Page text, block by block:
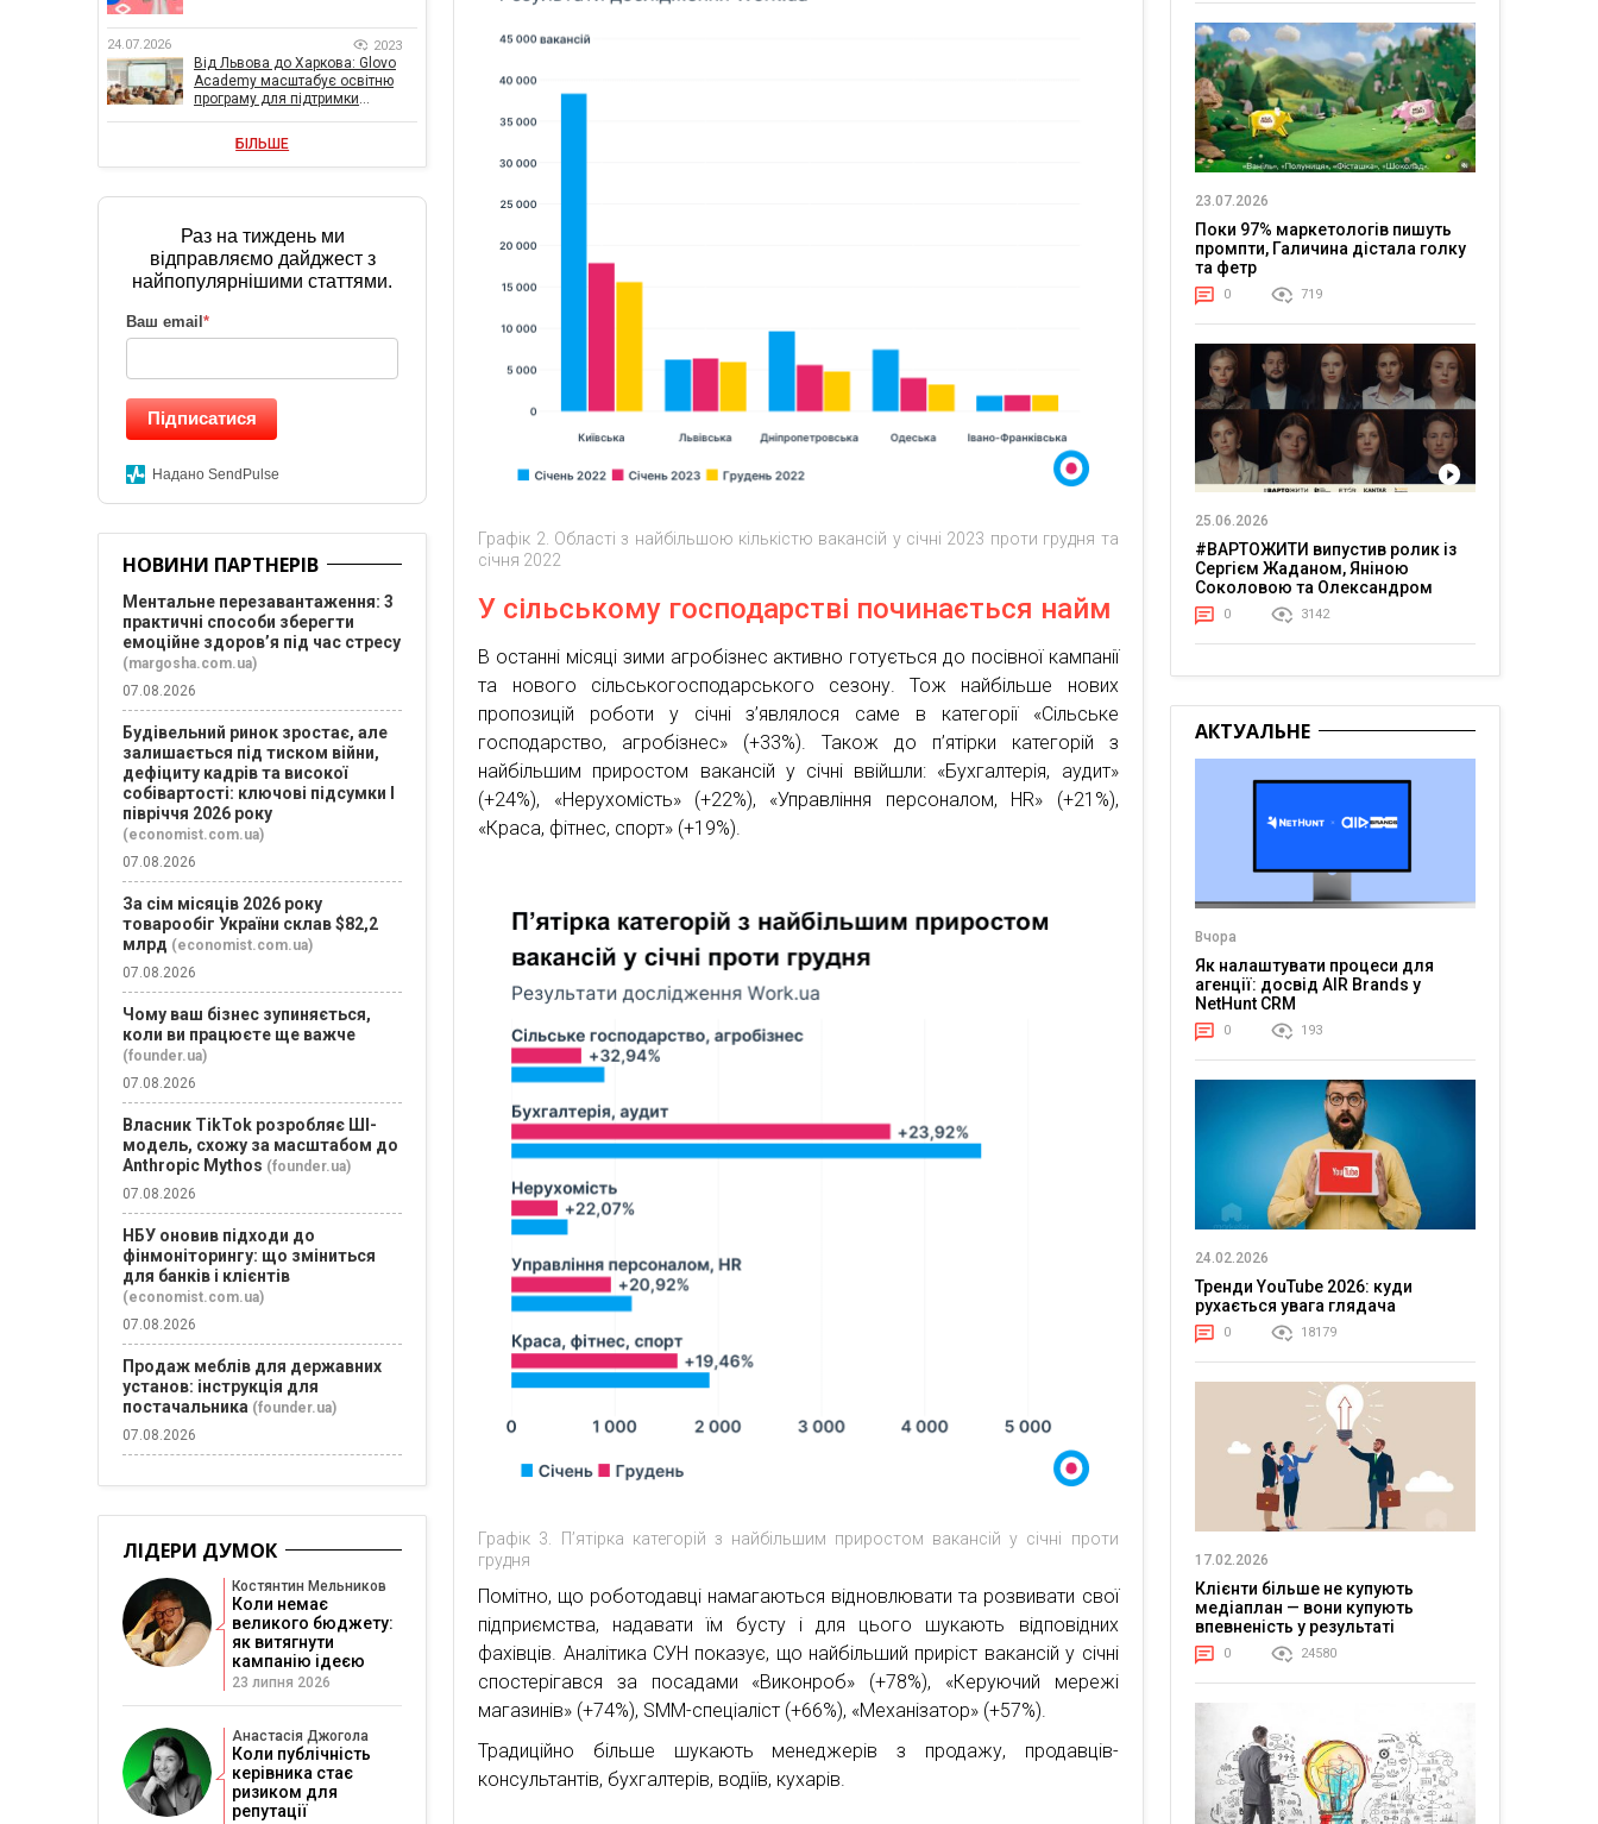
Графік 2. Області з найбільшою кількістю вакансій у січні 2023 проти грудня та
січня 2022
У сільському господарстві починається найм
В останні місяці зими агробізнес активно готується до посівної кампанії
та нового сільськогосподарського сезону. Тож найбільше нових
пропозицій роботи у січні з’являлося саме в категорії «Сільське
господарство, агробізнес» (+33%). Також до п’ятірки категорій з
найбільшим приростом вакансій у січні ввійшли: «Бухгалтерія, аудит»
(+24%), «Нерухомість» (+22%), «Управління персоналом, HR» (+21%),
«Краса, фітнес, спорт» (+19%).
Графік 3. П’ятірка категорій з найбільшим приростом вакансій у січні проти
грудня
Помітно, що роботодавці намагаються відновлювати та розвивати свої
підприємства, надавати їм бусту і для цього шукають відповідних
фахівців. Аналітика СУН показує, що найбільший приріст вакансій у січні
спостерігався за посадами «Виконроб» (+78%), «Керуючий мережі
магазинів» (+74%), SMM-спеціаліст (+66%), «Механізатор» (+57%).
Традиційно більше шукають менеджерів з продажу, продавців-
консультантів, бухгалтерів, водіїв, кухарів.
24.07.2026 2023
Від Львова до Харкова: Glovo
Academy масштабує освітню
програму для підтримки
БІЛЬШЕ
Раз на тиждень ми
відправляємо дайджест з
найпопулярнішими статтями.
Ваш email *
Підписатися
Надано SendPulse
НОВИНИ ПАРТНЕРІВ
Ментальне перезавантаження: 3
практичні способи зберегти
емоційне здоров’я під час стресу
(margosha.com.ua)
07.08.2026
Будівельний ринок зростає, але
залишається під тиском війни,
дефіциту кадрів та високої
собівартості: ключові підсумки І
півріччя 2026 року
(economist.com.ua)
07.08.2026
За сім місяців 2026 року
товарообіг України склав $82,2
млрд (economist.com.ua)
07.08.2026
Чому ваш бізнес зупиняється,
коли ви працюєте ще важче
(founder.ua)
07.08.2026
Власник TikTok розробляє ШІ-
модель, схожу за масштабом до
Anthropic Mythos (founder.ua)
07.08.2026
НБУ оновив підходи до
фінмоніторингу: що зміниться
для банків і клієнтів
(economist.com.ua)
07.08.2026
Продаж меблів для державних
установ: інструкція для
постачальника (founder.ua)
07.08.2026
ЛІДЕРИ ДУМОК
Костянтин Мельников
Коли немає
великого бюджету:
як витягнути
кампанію ідеєю
23 липня 2026
Анастасія Джогола
Коли публічність
керівника стає
ризиком для
репутації
23.07.2026
Поки 97% маркетологів пишуть
промпти, Галичина дістала голку
та фетр
0 719
25.06.2026
#ВАРТОЖИТИ випустив ролик із
Сергієм Жаданом, Яніною
Соколовою та Олександром
Тереном про життя в постійній
напрузі
0 3142
АКТУАЛЬНЕ
Вчора
Як налаштувати процеси для
агенції: досвід AIR Brands у
NetHunt CRM
0 193
24.02.2026
Тренди YouTube 2026: куди
рухається увага глядача
0 18179
17.02.2026
Клієнти більше не купують
медіаплан — вони купують
впевненість у результаті
0 24580